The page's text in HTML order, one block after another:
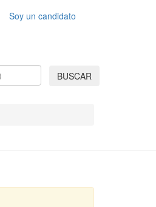
Soy un candidato
BUSCAR